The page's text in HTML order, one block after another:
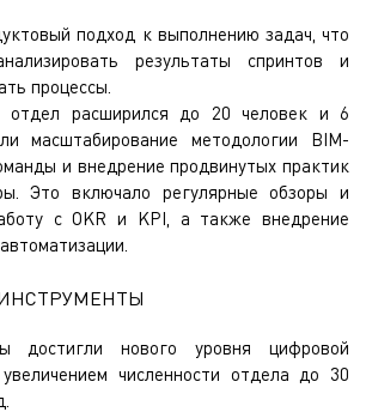
подход к выполнению задач, что
результаты спринтов и
процессы.
расширился до 20 человек и 6
масштабирование методологии BIM-
и внедрение продвинутых практик
Это включало регулярные обзоры и
с OKR и KPI, а также внедрение
нового уровня цифровой
численности отдела до 30